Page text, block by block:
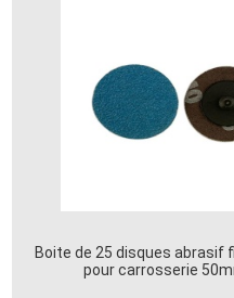
Boite de 25 disques abrasif
pour carrosserie